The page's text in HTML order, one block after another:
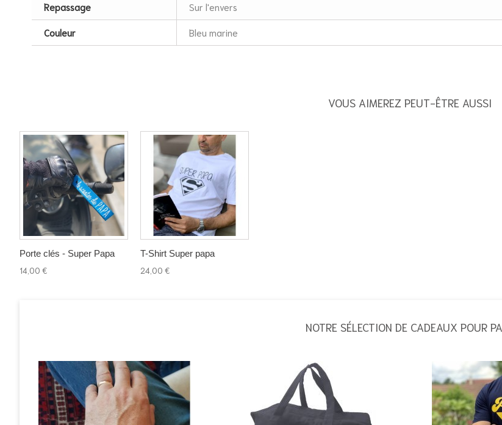
Repassage Sur l'envers
Couleur Bleu marine
VOUS AIMEREZ PEUT-ÊTRE AUSSI
Porte clés - Super Papa
14,00 €
T-Shirt Super papa
24,00 €
NOTRE SÉLECTION DE CADEAUX POUR